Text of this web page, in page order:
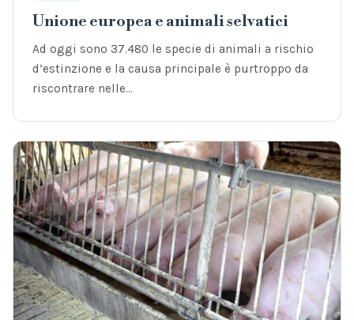
Unione europea e animali selvatici
Ad oggi sono 37.480 le specie di animali a rischio
d’estinzione e la causa principale è purtroppo da
riscontrare nelle…